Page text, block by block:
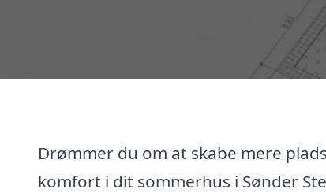
Drømmer du om at skabe mere
komfort i dit sommerhus i Sønder